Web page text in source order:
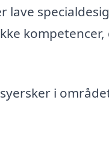
lave
kompetencer,
i